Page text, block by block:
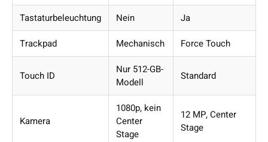
Tastaturbeleuchtung
Nein
Ja
Trackpad
Mechanisch Force Touch
Touch ID
Nur 512-GB-
Modell
Standard
Kamera
1080p, kein
Center
Stage
12 MP, Center
Stage